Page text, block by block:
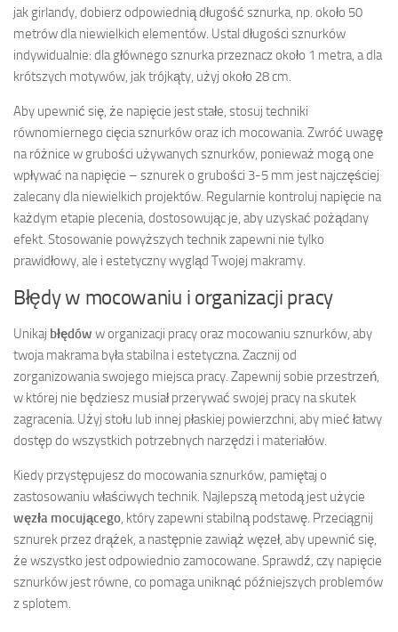
jak girlandy, dobierz odpowiednią długość sznurka, np. około 50
metrów dla niewielkich elementów. Ustal długości sznurków
indywidualnie: dla głównego sznurka przeznacz około 1 metra, a dla
krótszych motywów, jak trójkąty, użyj około 28 cm.
Aby upewnić się, że napięcie jest stałe, stosuj techniki
równomiernego cięcia sznurków oraz ich mocowania. Zwróć uwagę
na różnice w grubości używanych sznurków, ponieważ mogą one
wpływać na napięcie – sznurek o grubości 3-5 mm jest najczęściej
zalecany dla niewielkich projektów. Regularnie kontroluj napięcie na
każdym etapie plecenia, dostosowując je, aby uzyskać pożądany
efekt. Stosowanie powyższych technik zapewni nie tylko
prawidłowy, ale i estetyczny wygląd Twojej makramy.
Błędy w mocowaniu i organizacji pracy
Unikaj błędów w organizacji pracy oraz mocowaniu sznurków, aby
twoja makrama była stabilna i estetyczna. Zacznij od
zorganizowania swojego miejsca pracy. Zapewnij sobie przestrzeń,
w której nie będziesz musiał przerywać swojej pracy na skutek
zagracenia. Użyj stołu lub innej płaskiej powierzchni, aby mieć łatwy
dostęp do wszystkich potrzebnych narzędzi i materiałów.
Kiedy przystępujesz do mocowania sznurków, pamiętaj o
zastosowaniu właściwych technik. Najlepszą metodą jest użycie
węzła mocującego, który zapewni stabilną podstawę. Przeciągnij
sznurek przez drążek, a następnie zawiąż węzeł, aby upewnić się,
że wszystko jest odpowiednio zamocowane. Sprawdź, czy napięcie
sznurków jest równe, co pomaga uniknąć późniejszych problemów
z splotem.